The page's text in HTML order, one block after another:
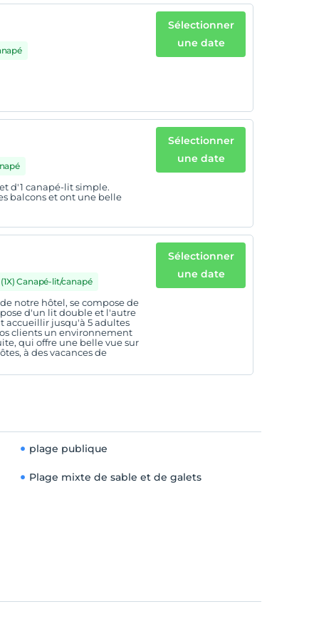
Sélectionner
une date
d'1 canapé-lit simple.
balcons et ont une belle
Sélectionner
une date
(1X) Canapé-lit/canapé
notre hôtel, se compose de
d'un lit double et l'autre
accueillir jusqu'à 5 adultes
clients un environnement
qui offre une belle vue sur
à des vacances de
Sélectionner
une date
plage publique
Plage mixte de sable et de galets